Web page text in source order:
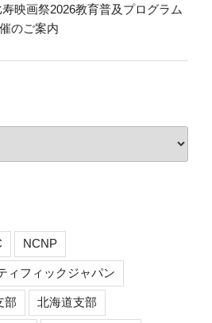
映画祭2026教育普及プログラム
のご案内
NCNP
ィフィックジャパン
部 北海道支部